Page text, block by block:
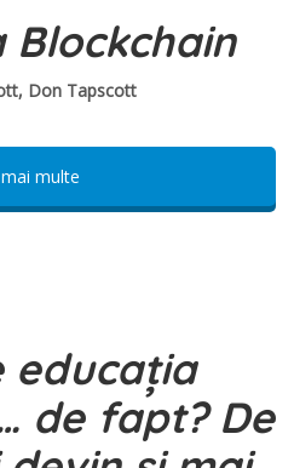
Blockchain
Don Tapscott
multe
educația
de fapt? De